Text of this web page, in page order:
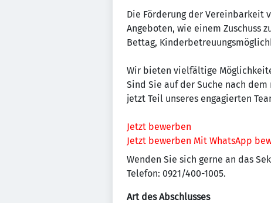
Die Förderung der Vereinbarkeit
Angeboten, wie einem Zuschuss
Bettag,
Wir bieten vielfältige
Sind Sie auf der Suche nach
jetzt Teil unseres engagierten
Jetzt bewerben
Jetzt bewerben Mit WhatsApp
Wenden Sie sich gerne an das
Telefon: 0921/400-1005.
Art des Abschlusses